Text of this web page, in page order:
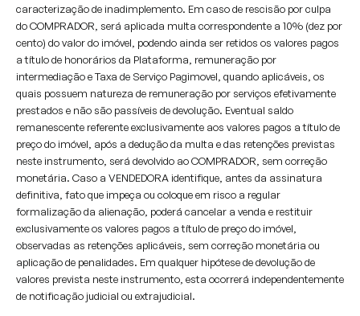
caracterização de inadimplemento. Em caso de rescisão por culpa
do COMPRADOR, será aplicada multa correspondente a 10% (dez por
cento) do valor do imóvel, podendo ainda ser retidos os valores pagos
a título de honorários da Plataforma, remuneração por
intermediação e Taxa de Serviço Pagimovel, quando aplicáveis, os
quais possuem natureza de remuneração por serviços efetivamente
prestados e não são passíveis de devolução. Eventual saldo
remanescente referente exclusivamente aos valores pagos a título de
preço do imóvel, após a dedução da multa e das retenções previstas
neste instrumento, será devolvido ao COMPRADOR, sem correção
monetária. Caso a VENDEDORA identifique, antes da assinatura
definitiva, fato que impeça ou coloque em risco a regular
formalização da alienação, poderá cancelar a venda e restituir
exclusivamente os valores pagos a título de preço do imóvel,
observadas as retenções aplicáveis, sem correção monetária ou
aplicação de penalidades. Em qualquer hipótese de devolução de
valores prevista neste instrumento, esta ocorrerá independentemente
de notificação judicial ou extrajudicial.